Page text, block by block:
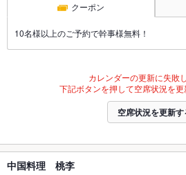
クーポン
10名様以上のご予約で幹事様無料！
カレンダーの更新に失敗
下記ボタンを押して空席状況を更
空席状況を更新す
中国料理 桃李